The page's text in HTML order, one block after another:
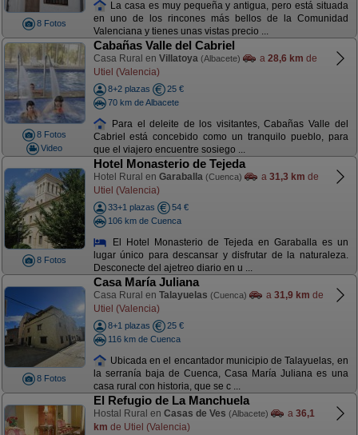
8 Fotos
La casa es muy pequeña y antigua, pero está situada
en uno de los rincones más bellos de la Comunidad
Valenciana y tienes unas vistas precio ...
8 Fotos
Video
Cabañas Valle del Cabriel
Casa Rural en Villatoya (Albacete) a 28,6 km de
Utiel (Valencia)
8+2 plazas
25 €
70 km de Albacete
Para el deleite de los visitantes, Cabañas Valle del
Cabriel está concebido como un tranquilo pueblo, para
que el viajero encuentre sosiego ...
8 Fotos
Hotel Monasterio de Tejeda
Hotel Rural en Garaballa (Cuenca) a 31,3 km de
Utiel (Valencia)
33+1 plazas
54 €
106 km de Cuenca
El Hotel Monasterio de Tejeda en Garaballa es un
lugar único para descansar y disfrutar de la naturaleza.
Desconecte del ajetreo diario en u ...
8 Fotos
Casa María Juliana
Casa Rural en Talayuelas (Cuenca) a 31,9 km de
Utiel (Valencia)
8+1 plazas
25 €
116 km de Cuenca
Ubicada en el encantador municipio de Talayuelas, en
la serranía baja de Cuenca, Casa María Juliana es una
casa rural con historia, que se c ...
El Refugio de La Manchuela
Hostal Rural en Casas de Ves (Albacete) a 36,1
km de Utiel (Valencia)